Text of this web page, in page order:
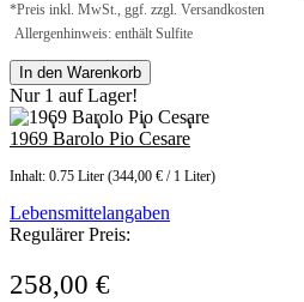
*Preis inkl. MwSt., ggf. zzgl. Versandkosten
Allergenhinweis: enthält Sulfite
In den Warenkorb
Nur 1 auf Lager!
1969 Barolo Pio Cesare
Inhalt: 0.75 Liter (344,00 € / 1 Liter)
Lebensmittelangaben
Regulärer Preis:
258,00 €